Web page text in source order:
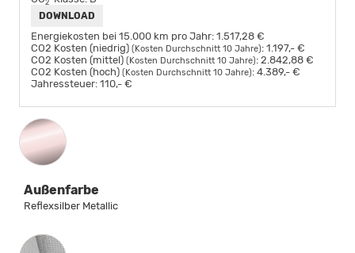
2
DOWNLOAD
Energiekosten bei 15.000 km pro Jahr: 1.517,28 €
CO2 Kosten (niedrig) (Kosten Durchschnitt 10 Jahre): 1.197,- €
CO2 Kosten (mittel) (Kosten Durchschnitt 10 Jahre): 2.842,88 €
CO2 Kosten (hoch) (Kosten Durchschnitt 10 Jahre): 4.389,- €
Jahressteuer: 110,- €
Außenfarbe
Reflexsilber Metallic
Innenausstattung